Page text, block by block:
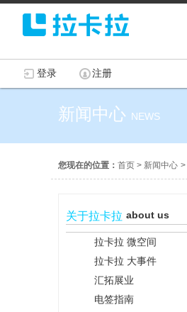
登录 注册
新闻中心 NEWS
您现在的位置： 首页 > 新闻中心 >
关于拉卡拉 about us
拉卡拉 微空间
拉卡拉 大事件
汇拓展业
电签指南